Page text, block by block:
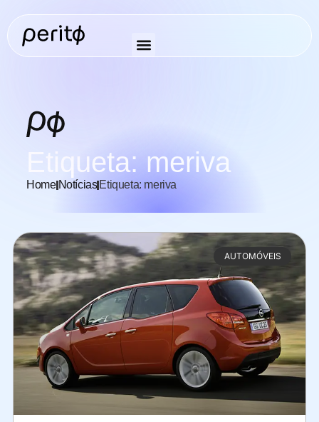
Etiqueta: meriva
HomeNotícias Etiqueta: meriva
AUTOMÓVEIS